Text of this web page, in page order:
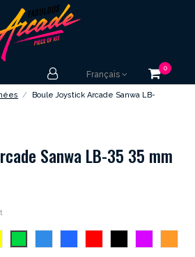
Français
0
Boule Joystick Arcade Sanwa LB-
Sanwa LB-35 35 mm